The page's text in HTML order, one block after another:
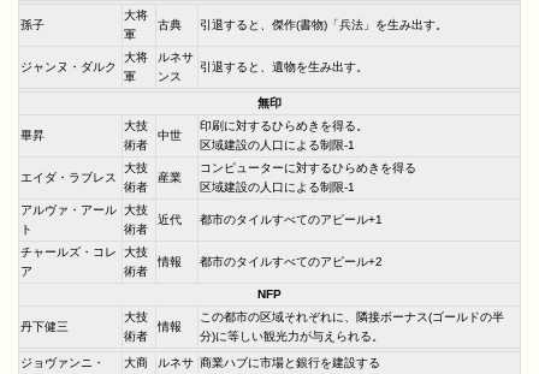
孫子
大将
軍
古典 引退すると、傑作(書物)「兵法」を生み出す。
ジャンヌ・ダルク
大将
軍
ルネサ
ンス
引退すると、遺物を生み出す。
無印
畢昇
大技
術者
中世
印刷に対するひらめきを得る。
区域建設の人口による制限-1
エイダ・ラブレス
大技
術者
産業
コンピューターに対するひらめきを得る
区域建設の人口による制限-1
アルヴァ・アール
ト
大技
術者
近代 都市のタイルすべてのアピール+1
チャールズ・コレ
ア
大技
術者
情報 都市のタイルすべてのアピール+2
NFP
丹下健三
大技
術者
情報
この都市の区域それぞれに、隣接ボーナス(ゴールドの半
分)に等しい観光力が与えられる。
ジョヴァンニ・
大商
ルネサ 商業ハブに市場と銀行を建設する